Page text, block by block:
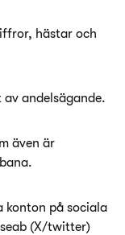
hästar och
andelsägande.
även är
konton på sociala
(X/twitter)